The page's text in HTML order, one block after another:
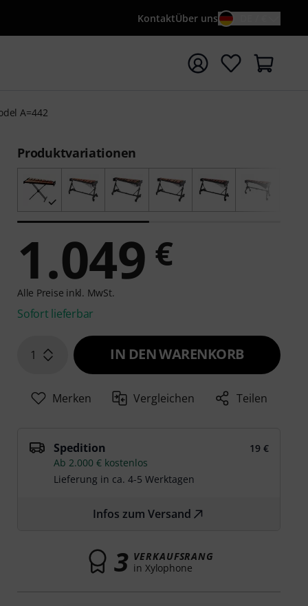
KontaktÜber uns
mit Suchwort {searchTerm} starten
A=442
Produktvariationen
1.049 €
Alle Preise inkl. MwSt.
Sofort lieferbar
1 IN DEN WARENKORB
Merken Vergleichen Teilen
Spedition
19 €
Ab 2.000 € kostenlos
Lieferung in ca. 4-5 Werktagen
Infos zum Versand
3 VERKAUFSRANG
in Xylophone